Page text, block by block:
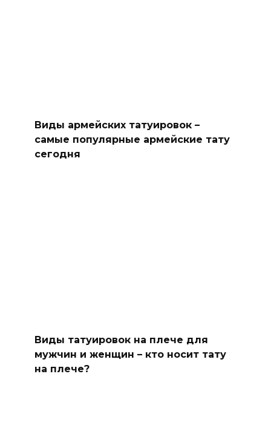
Виды армейских татуировок –
самые популярные армейские тату
сегодня
Виды татуировок на плече для
мужчин и женщин – кто носит тату
на плече?